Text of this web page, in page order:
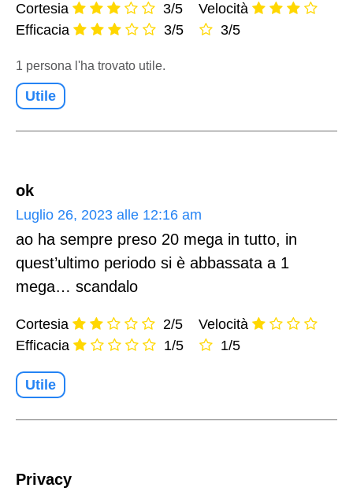
Cortesia
3/5
Efficacia
3/5
Velocità
3/5
1 persona l'ha trovato utile.
Utile
ok
Luglio 26, 2023 alle 12:16 am
ao ha sempre preso 20 mega in tutto, in
quest’ultimo periodo si è abbassata a 1
mega… scandalo
Cortesia
2/5
Efficacia
1/5
Velocità
1/5
Utile
Privacy